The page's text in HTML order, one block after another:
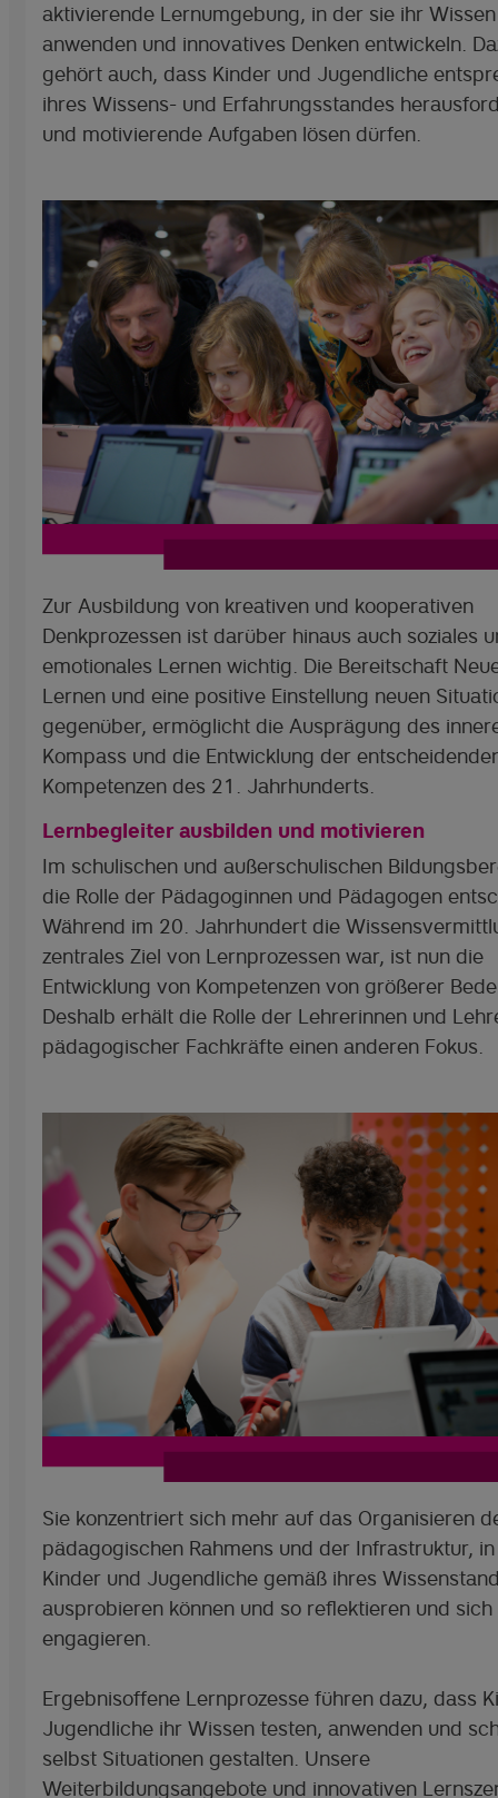
aktivierende Lernumgebung, in der sie ihr Wissen
anwenden und innovatives Denken entwickeln.
gehört auch, dass Kinder und Jugendliche
ihres Wissens- und Erfahrungsstandes
und motivierende Aufgaben lösen dürfen.
Zur Ausbildung von kreativen und kooperativen
Denkprozessen ist darüber hinaus auch soziales
emotionales Lernen wichtig. Die Bereitschaft
Lernen und eine positive Einstellung neuen
gegenüber, ermöglicht die Ausprägung des
Kompass und die Entwicklung der
Kompetenzen des 21. Jahrhunderts.
Lernbegleiter ausbilden und motivieren
Im schulischen und außerschulischen
die Rolle der Pädagoginnen und Pädagogen
Während im 20. Jahrhundert die
zentrales Ziel von Lernprozessen war, ist nun die
Entwicklung von Kompetenzen von größerer
Deshalb erhält die Rolle der Lehrerinnen und
pädagogischer Fachkräfte einen anderen Fokus.
Sie konzentriert sich mehr auf das Organisieren
pädagogischen Rahmens und der Infrastruktur,
Kinder und Jugendliche gemäß ihres
ausprobieren können und so reflektieren und sich
engagieren.
Ergebnisoffene Lernprozesse führen dazu, dass
Jugendliche ihr Wissen testen, anwenden und
selbst Situationen gestalten. Unsere
Weiterbildungsangebote und innovativen